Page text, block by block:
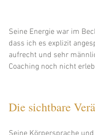
Seine Energie war im
dass ich es explizit
aufrecht und sehr
Coaching noch nicht
Die sichtbare